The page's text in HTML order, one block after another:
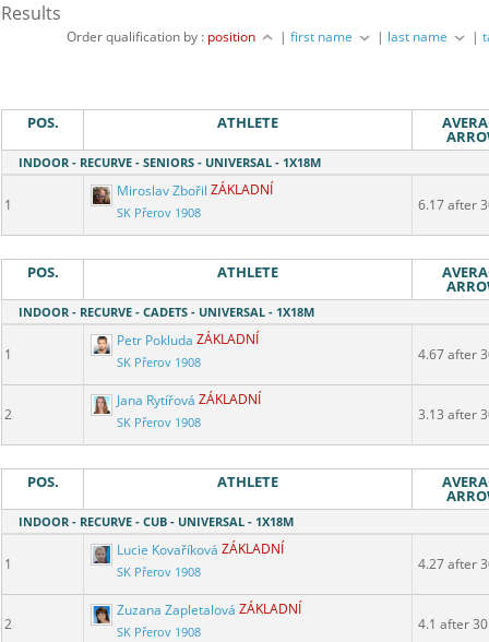
Results
Order qualification by : position |first name | last name |
POS. ATHLETE
INDOOR - RECURVE - SENIORS - UNIVERSAL - 1X18M
1
Miroslav Zbořil ZÁKLADNÍ
SK Přerov 1908 6.17 after
POS. ATHLETE
INDOOR - RECURVE - CADETS - UNIVERSAL - 1X18M
1
Petr Pokluda ZÁKLADNÍ
SK Přerov 1908 4.67 after
2
Jana Rytířová ZÁKLADNÍ
SK Přerov 1908 3.13 after
POS. ATHLETE
INDOOR - RECURVE - CUB - UNIVERSAL - 1X18M
1
Lucie Kovaříková ZÁKLADNÍ
SK Přerov 1908 4.27 after
2
Zuzana Zapletalová ZÁKLADNÍ
SK Přerov 1908 4.1 after 30